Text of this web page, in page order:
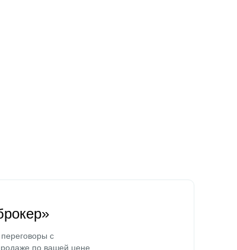
с
по вашей цене